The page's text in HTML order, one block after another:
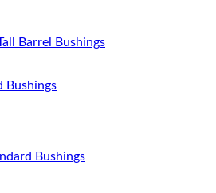
Barrel Bushings
Bushings